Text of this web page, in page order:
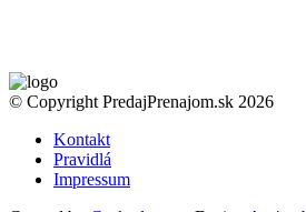
© Copyright PredajPrenajom.sk 2026
Kontakt
Pravidlá
Impressum